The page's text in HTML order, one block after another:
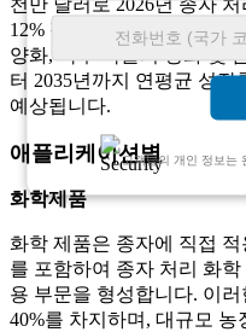
고객님의 개인 정보는
천만 달러로 2026년 종자
12% 점유율을 차지했습니
양화, 특수 작물의 강화 및
터 2035년까지 연평균 성장
예상됩니다.
애플리케이션별
화학제품
화학 제품은 종자에 직접
를 포함하여 종자 처리 화
용 부문을 형성합니다. 이
40%를 차지하며, 대규모 농